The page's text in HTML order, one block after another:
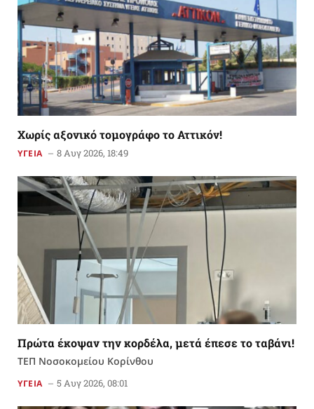
Χωρίς αξονικό τομογράφο το Αττικόν!
ΥΓΕΙΑ 8 Αυγ 2026, 18:49
Πρώτα έκοψαν την κορδέλα, μετά έπεσε το ταβάνι!
ΤΕΠ Νοσοκομείου Κορίνθου
ΥΓΕΙΑ 5 Αυγ 2026, 08:01